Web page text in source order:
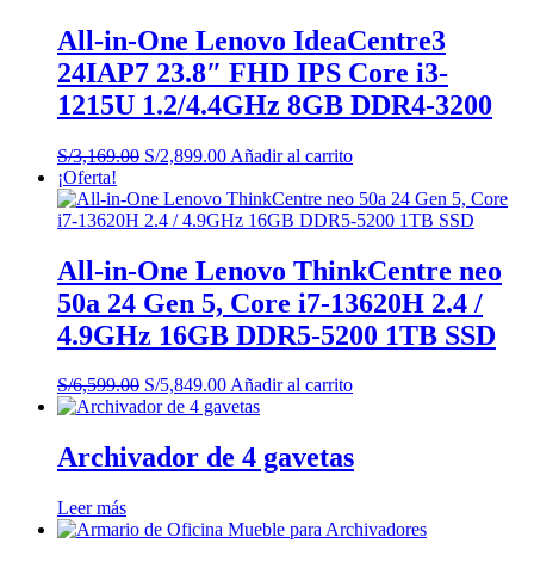
All-in-One Lenovo IdeaCentre3
24IAP7 23.8″ FHD IPS Core i3-
1215U 1.2/4.4GHz 8GB DDR4-3200
S/3,169.00 El
original
era:
S/2,899.00El
actual
es:
Añadir al carrito
¡Oferta!
All-in-One Lenovo ThinkCentre neo
50a 24 Gen 5, Core i7-13620H 2.4 /
4.9GHz 16GB DDR5-5200 1TB SSD
S/6,599.00 El
precio
era:
S/6,599.00.
S/5,849.00El
precio
es:
S/5,849.00.
Añadir al carrito
Archivador de 4 gavetas
Leer más